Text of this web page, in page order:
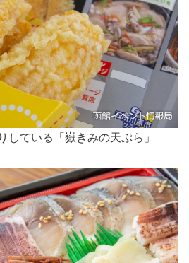
している「嶽きみの天ぷら」